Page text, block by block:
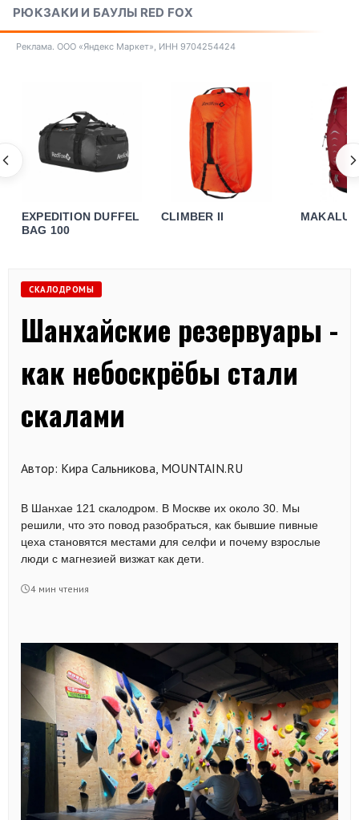
РЮКЗАКИ И БАУЛЫ RED FOX
Реклама. ООО «Яндекс Маркет», ИНН 9704254424
EXPEDITION DUFFEL
BAG 100
CLIMBER II MAKALU
СКАЛОДРОМЫ
Шанхайские резервуары -
как небоскрёбы стали
скалами
Автор: Кира Сальникова, MOUNTAIN.RU
В Шанхае 121 скалодром. В Москве их около 30. Мы
решили, что это повод разобраться, как бывшие пивные
цеха становятся местами для селфи и почему взрослые
люди с магнезией визжат как дети.
4 мин чтения